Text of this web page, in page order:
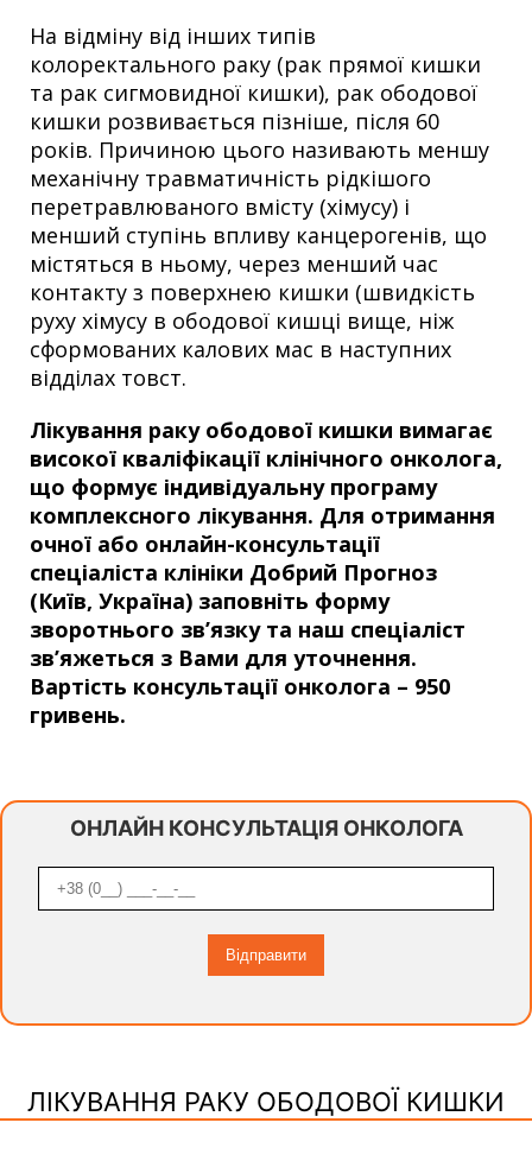
На відміну від інших типів
колоректального раку (рак прямої кишки
та рак сигмовидної кишки), рак ободової
кишки розвивається пізніше, після 60
років. Причиною цього називають меншу
механічну травматичність рідкішого
перетравлюваного вмісту (хімусу) і
менший ступінь впливу канцерогенів, що
містяться в ньому, через менший час
контакту з поверхнею кишки (швидкість
руху хімусу в ободової кишці вище, ніж
сформованих калових мас в наступних
відділах товст.
Лікування раку ободової кишки вимагає
високої кваліфікації клінічного онколога,
що формує індивідуальну програму
комплексного лікування. Для отримання
очної або онлайн-консультації
спеціаліста клініки Добрий Прогноз
(Київ, Україна) заповніть форму
зворотнього зв’язку та наш спеціаліст
зв’яжеться з Вами для уточнення.
Вартість консультації онколога – 950
гривень.
ОНЛАЙН КОНСУЛЬТАЦІЯ ОНКОЛОГА
ЛІКУВАННЯ РАКУ ОБОДОВОЇ КИШКИ